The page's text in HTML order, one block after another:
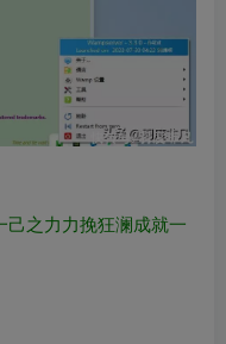
己之力力挽狂澜成就一